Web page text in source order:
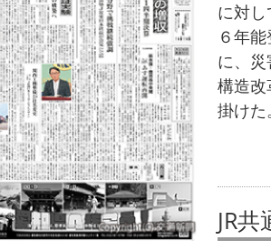
に対
６年
に、災
構造
掛けた。
JR